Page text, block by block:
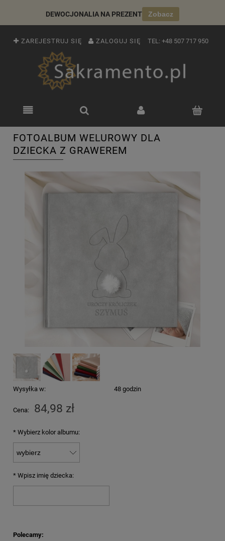
DEWOCJONALIA NA PREZENT Zobacz
ZAREJESTRUJ SIĘ ZALOGUJ SIĘ TEL: +48 507 717 950
FOTOALBUM WELUROWY DLA
DZIECKA Z GRAWEREM
Wysyłka w: 48 godzin
Cena: 84,98 zł
* Wybierz kolor albumu:
* Wpisz imię dziecka:
Polecamy: